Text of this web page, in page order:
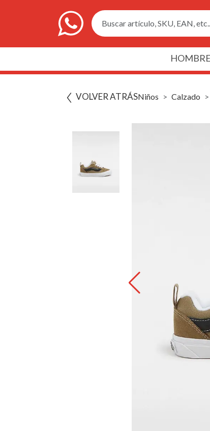
Buscar artículo, SKU, EAN, etc..
HOMBRE
VOLVER ATRÁSNiños Calzado